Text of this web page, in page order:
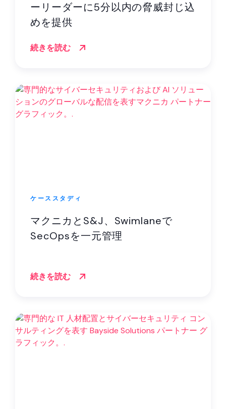
ーリーダーに5分以内の脅威封じ込
めを提供
続きを読む
ケーススタディ
マクニカとS&J、Swimlaneで
SecOpsを一元管理
続きを読む